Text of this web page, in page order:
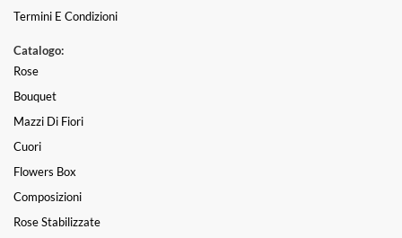
Termini E Condizioni
Catalogo:
Rose
Bouquet
Mazzi Di Fiori
Cuori
Flowers Box
Composizioni
Rose Stabilizzate